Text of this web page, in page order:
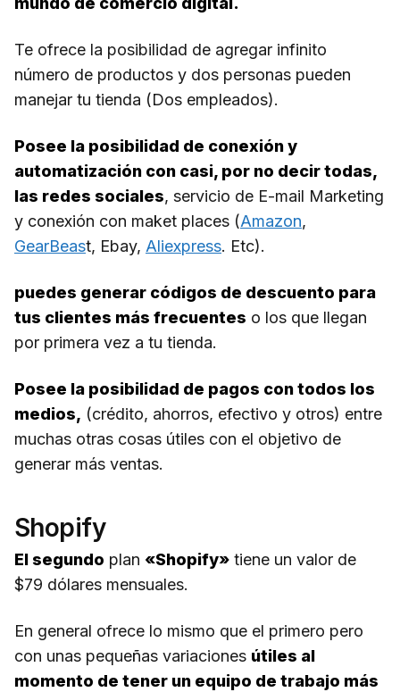
Te ofrece la posibilidad de agregar infinito
número de productos y dos personas pueden
manejar tu tienda (Dos empleados).
Posee la posibilidad de conexión y
automatización con casi, por no decir todas,
las redes sociales, servicio de E-mail Marketing
y conexión con maket places (Amazon,
GearBeast, Ebay, Aliexpress. Etc).
puedes generar códigos de descuento para
tus clientes más frecuentes o los que llegan
por primera vez a tu tienda.
Posee la posibilidad de pagos con todos los
medios, (crédito, ahorros, efectivo y otros) entre
muchas otras cosas útiles con el objetivo de
generar más ventas.
Shopify
El segundo plan «Shopify» tiene un valor de
$79 dólares mensuales.
En general ofrece lo mismo que el primero pero
con unas pequeñas variaciones útiles al
momento de tener un equipo de trabajo más